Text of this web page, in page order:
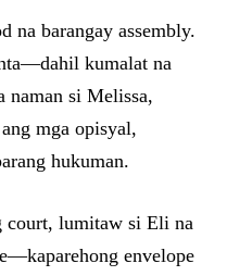
na barangay assembly.
kumalat na
naman si Melissa,
mga opisyal,
hukuman.
court, lumitaw si Eli na
envelope